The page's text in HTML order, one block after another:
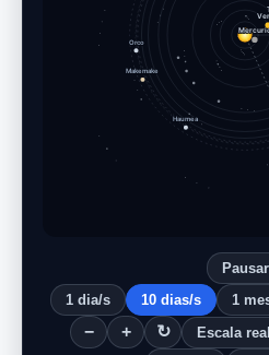
Haumea
Makemake
Orco
Pausar
1 dia/s
10 dias/s 1
− + ↻ Escala real